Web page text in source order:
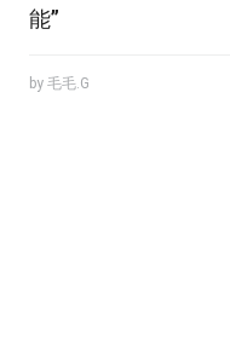
能”
by 毛毛.G